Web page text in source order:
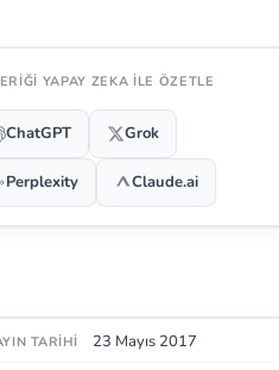
YAPAY ZEKA ILE ÖZETLE
ChatGPT Grok
Perplexity Claude.ai
TARIHI 23 Mayıs 2017